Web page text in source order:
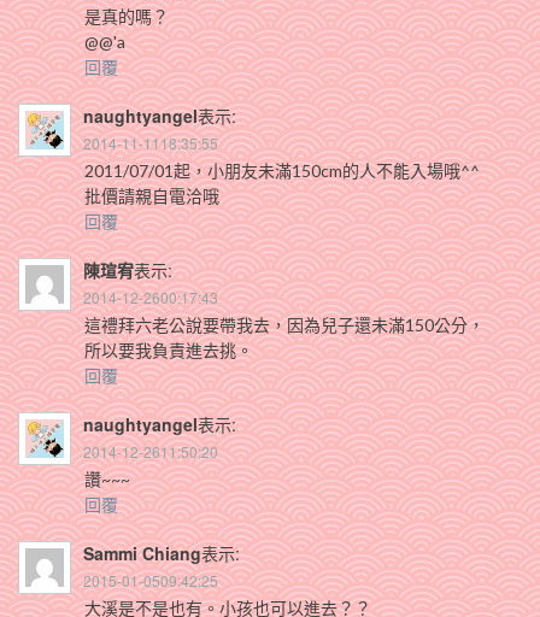
是真的嗎？
@@'a
回覆
naughtyangel表示:
2014-11-1118:35:55
2011/07/01起，小朋友未滿150cm的人不能入場哦^^
批價請親自電洽哦
回覆
陳瑄宥表示:
2014-12-2600:17:43
這禮拜六老公說要帶我去，因為兒子還未滿150公分，
所以要我負責進去挑。
回覆
naughtyangel表示:
2014-12-2611:50:20
讚~~~
回覆
Sammi Chiang表示:
2015-01-0509:42:25
大溪是不是也有。小孩也可以進去？？